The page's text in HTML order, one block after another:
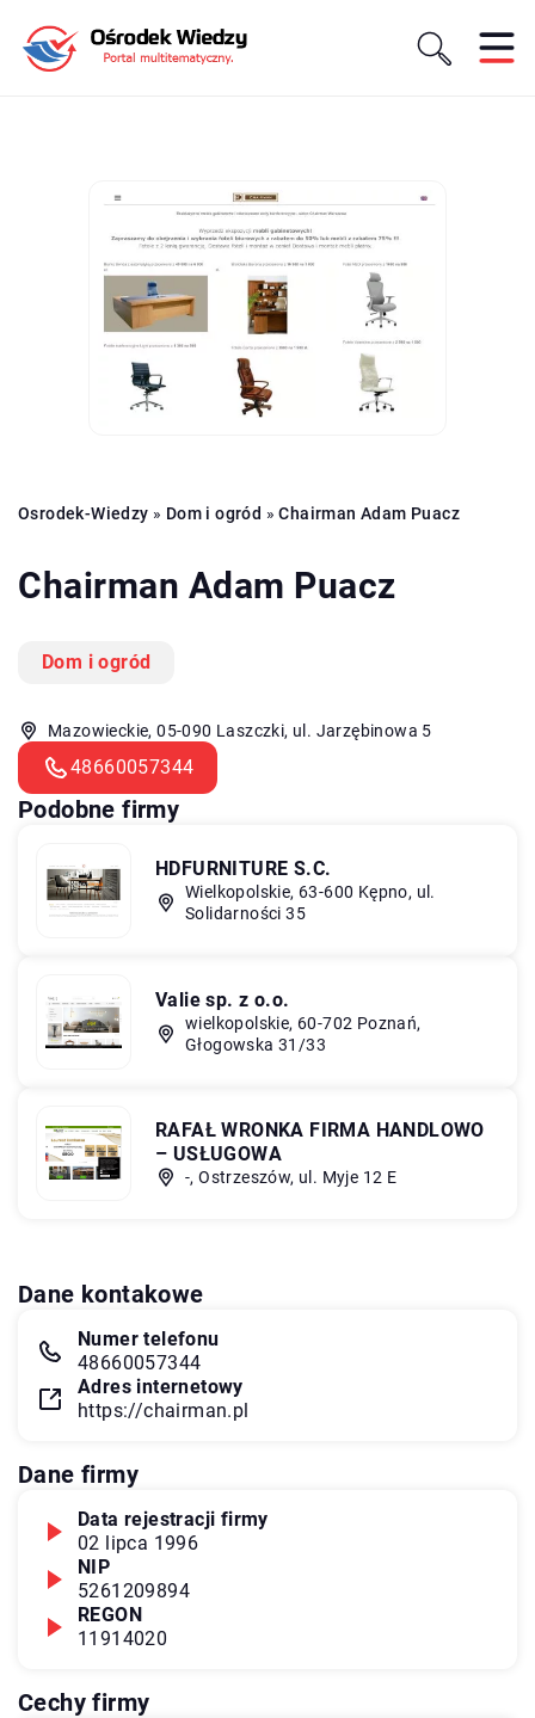
Osrodek-Wiedzy » Dom i ogród »Chairman Adam Puacz
Chairman Adam Puacz
Dom i ogród
Mazowieckie, 05-090 Laszczki, ul. Jarzębinowa 5
48660057344
Podobne firmy
HDFURNITURE S.C.
Wielkopolskie, 63-600 Kępno, ul.
Solidarności 35
Valie sp. z o.o.
wielkopolskie, 60-702 Poznań,
Głogowska 31/33
RAFAŁ WRONKA FIRMA HANDLOWO
– USŁUGOWA
-, Ostrzeszów, ul. Myje 12 E
Dane kontakowe
Numer telefonu
48660057344
Adres internetowy
https://chairman.pl
Dane firmy
Data rejestracji firmy
02 lipca 1996
NIP
5261209894
REGON
11914020
Cechy firmy